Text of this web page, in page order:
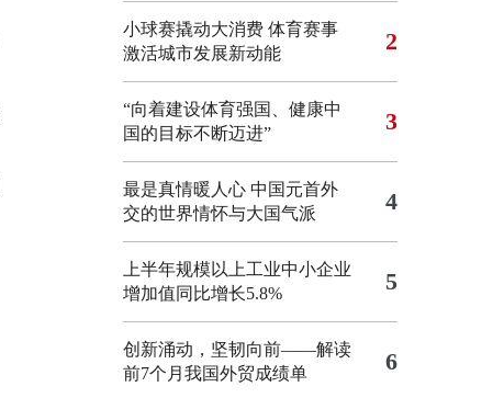
小球赛撬动大消费 体育赛事
激活城市发展新动能
2
“向着建设体育强国、健康中
国的目标不断迈进”
3
最是真情暖人心 中国元首外
交的世界情怀与大国气派
4
上半年规模以上工业中小企业
增加值同比增长5.8%
5
创新涌动，坚韧向前——解读
前7个月我国外贸成绩单
6